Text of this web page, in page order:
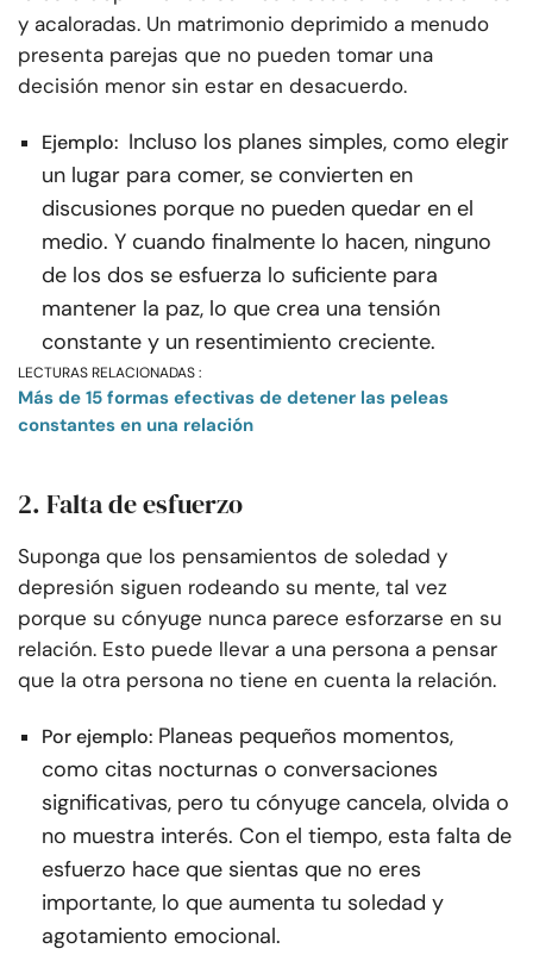
y acaloradas. Un matrimonio deprimido a menudo
presenta parejas que no pueden tomar una
decisión menor sin estar en desacuerdo.
Ejemplo: Incluso los planes simples, como elegir
un lugar para comer, se convierten en
discusiones porque no pueden quedar en el
medio. Y cuando finalmente lo hacen, ninguno
de los dos se esfuerza lo suficiente para
mantener la paz, lo que crea una tensión
constante y un resentimiento creciente.
LECTURAS RELACIONADAS :
Más de 15 formas efectivas de detener las peleas
constantes en una relación
2. Falta de esfuerzo
Suponga que los pensamientos de soledad y
depresión siguen rodeando su mente, tal vez
porque su cónyuge nunca parece esforzarse en su
relación. Esto puede llevar a una persona a pensar
que la otra persona no tiene en cuenta la relación.
Por ejemplo: Planeas pequeños momentos,
como citas nocturnas o conversaciones
significativas, pero tu cónyuge cancela, olvida o
no muestra interés. Con el tiempo, esta falta de
esfuerzo hace que sientas que no eres
importante, lo que aumenta tu soledad y
agotamiento emocional.